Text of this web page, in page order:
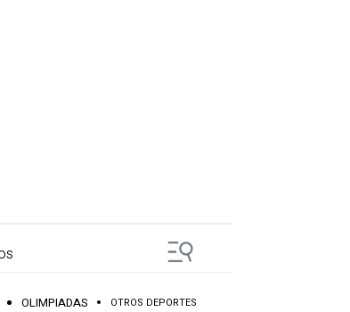
OLIMPIADAS OTROS DEPORTES